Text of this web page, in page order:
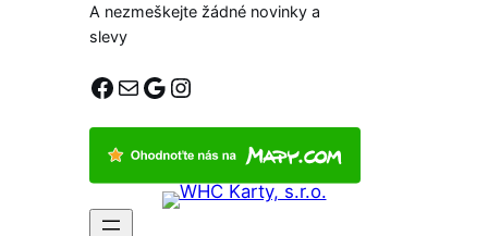
A nezmeškejte žádné novinky a
slevy
Facebook E-mail Google Instagram